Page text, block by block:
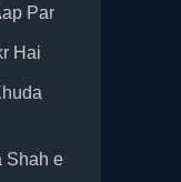
Par
Hai
Shah e